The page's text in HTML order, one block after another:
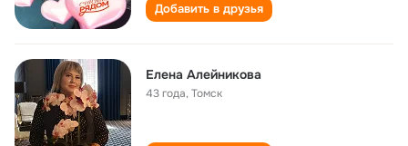
Добавить в друзья
Елена Алейникова
43 года,Томск